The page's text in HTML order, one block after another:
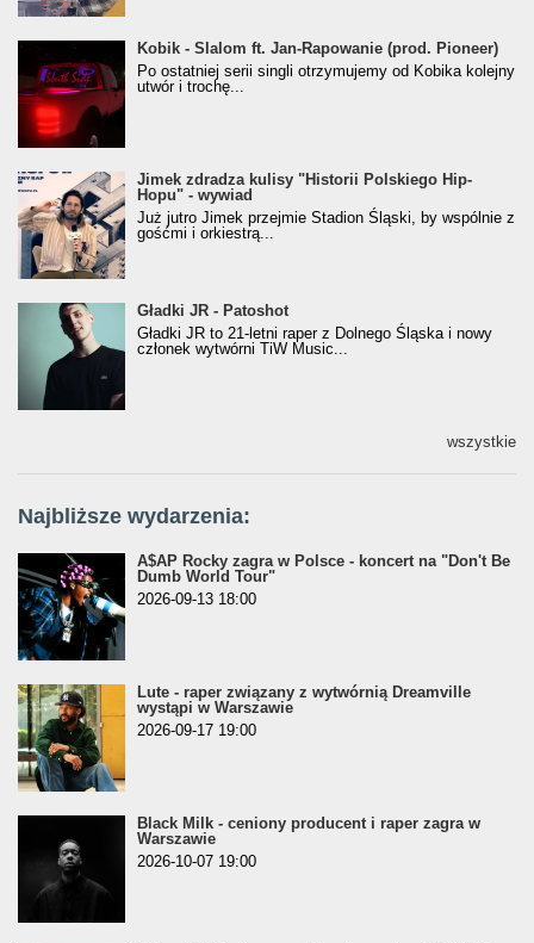
Kobik - Slalom ft. Jan-Rapowanie (prod. Pioneer)
[Official Music Visualiser]
Kobik - Slalom ft. Jan-Rapowanie (prod. Pioneer)
Po ostatniej serii singli otrzymujemy od Kobika kolejny
utwór i trochę...
Jimek zdradza kulisy "Historii Polskiego Hip-
Hopu" - wywiad
Jimek zdradza kulisy "Historii Polskiego Hip-
Hopu" - wywiad
Już jutro Jimek przejmie Stadion Śląski, by wspólnie z
gośćmi i orkiestrą...
Gładki JR - Patoshot
Gładki JR - Patoshot
Gładki JR to 21-letni raper z Dolnego Śląska i nowy
członek wytwórni TiW Music...
wszystkie
Najbliższe wydarzenia:
A$AP Rocky zagra w Polsce - koncert na "Don't Be
Dumb World Tour"
2026-09-13 18:00
Lute - raper związany z wytwórnią Dreamville
wystąpi w Warszawie
2026-09-17 19:00
Black Milk - ceniony producent i raper zagra w
Warszawie
2026-10-07 19:00